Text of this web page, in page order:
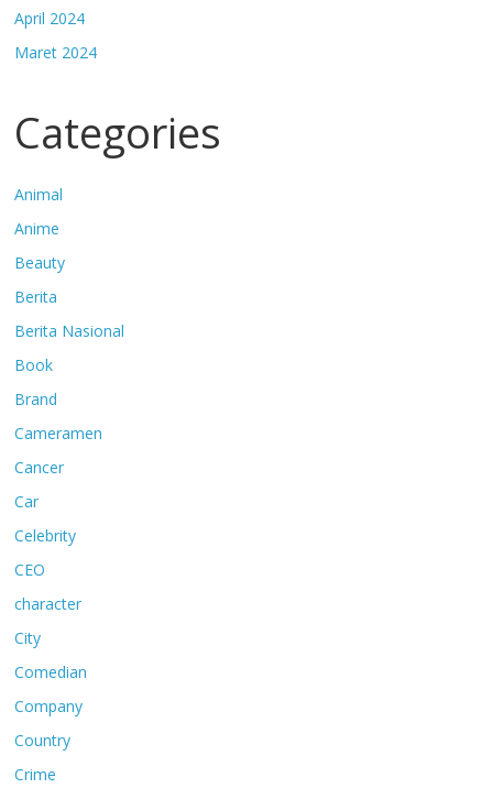
April 2024
Maret 2024
Categories
Animal
Anime
Beauty
Berita
Berita Nasional
Book
Brand
Cameramen
Cancer
Car
Celebrity
CEO
character
City
Comedian
Company
Country
Crime